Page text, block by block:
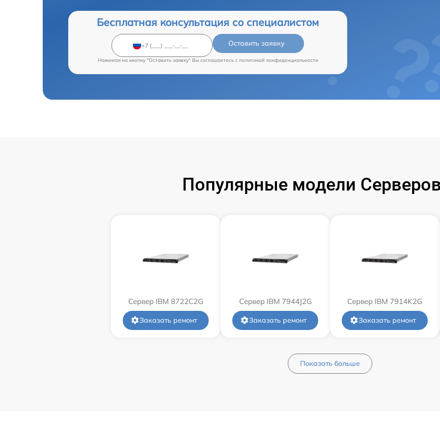
Бесплатная консультация со специалистом
Оставить заявку
Нажимая на кнопку "Оставить заявку" Вы соглашаетесь c политикой конфиденциальности
Популярные модели
Сервер IBM 8722C2G
Заказать ремонт
Сервер IBM 7944J2G
Заказать ремонт
Сервер IBM 7914K2G
Заказать ремонт
Показать больше